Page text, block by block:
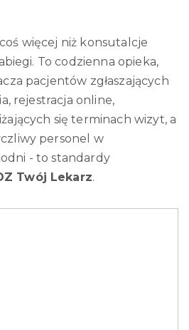
więcej niż konsutalcje
To codzienna opieka,
pacjentów zgłaszających
rejestracja online,
się terminach wizyt, a
personel w
- to standardy
Twój Lekarz.